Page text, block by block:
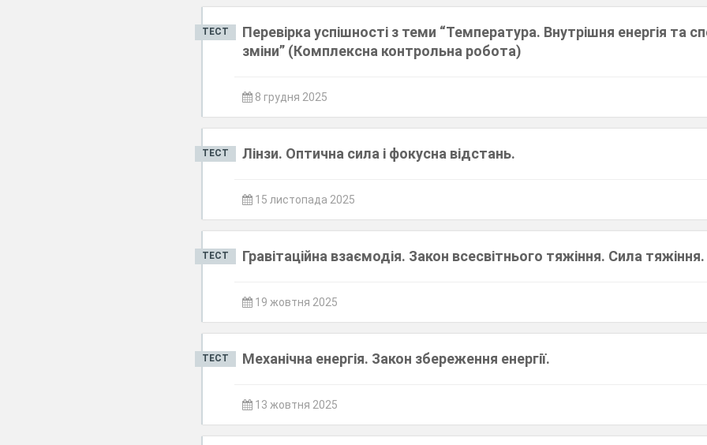
ТЕСТ
Перевірка успішності з теми “Температура. Внутрішня енергія та
зміни” (Комплексна контрольна робота)
8 грудня 2025
ТЕСТ Лінзи. Оптична сила і фокусна відстань.
15 листопада 2025
ТЕСТ Гравітаційна взаємодія. Закон всесвітнього тяжіння. Сила тяжіння.
19 жовтня 2025
ТЕСТ Механічна енергія. Закон збереження енергії.
13 жовтня 2025